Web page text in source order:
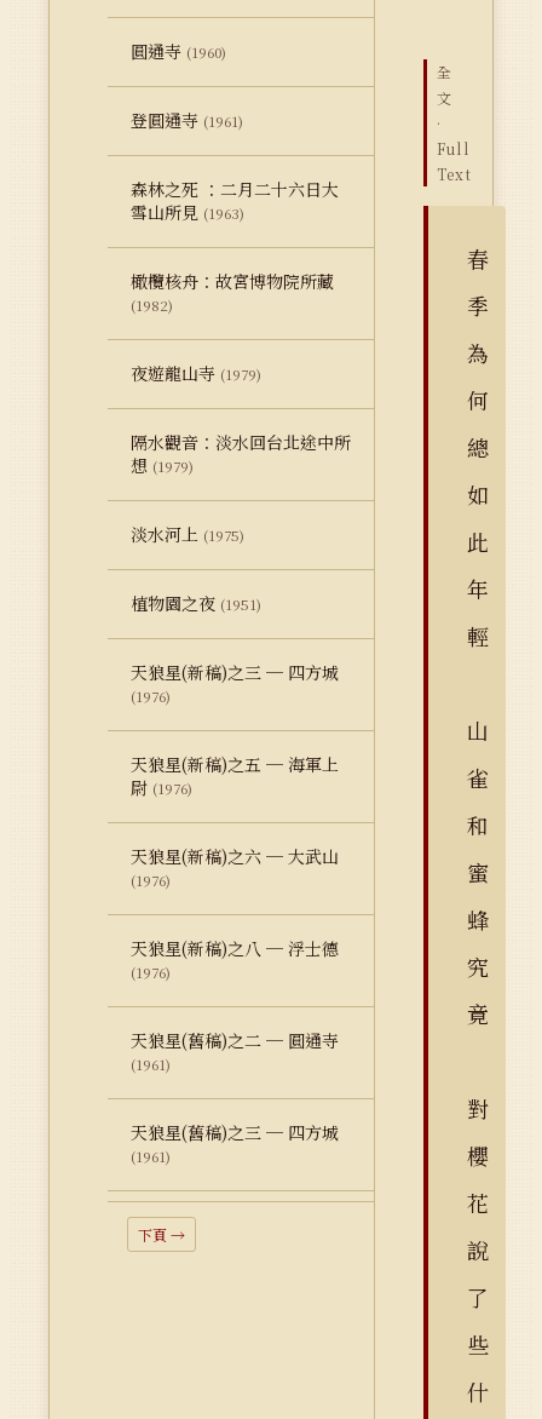
圓通寺 (1960)
登圓通寺 (1961)
森林之死 ：二月二十六日大
雪山所見 (1963)
橄欖核舟：故宮博物院所藏
(1982)
夜遊龍山寺 (1979)
隔水觀音：淡水回台北途中所
想 (1979)
淡水河上 (1975)
植物園之夜 (1951)
天狼星(新稿)之三 ─ 四方城
(1976)
天狼星(新稿)之五 ─ 海軍上
尉 (1976)
天狼星(新稿)之六 ─ 大武山
(1976)
天狼星(新稿)之八 ─ 浮士德
(1976)
天狼星(舊稿)之二 ─ 圓通寺
(1961)
天狼星(舊稿)之三 ─ 四方城
(1961)
下頁 →
全
文
·
Full
Text
春
季
為
何
總
如
此
年
輕
山
雀
和
蜜
蜂
究
竟
對
櫻
花
說
了
些
什